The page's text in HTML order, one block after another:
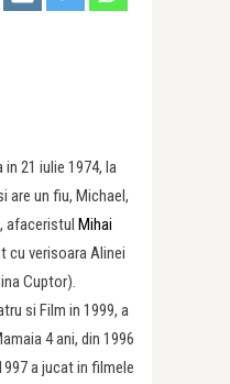
21 iulie 1974, la
are un fiu, Michael,
afaceristul Mihai
cu verisoara Alinei
Cuptor).
si Film in 1999, a
4 ani, din 1996
a jucat in filmele